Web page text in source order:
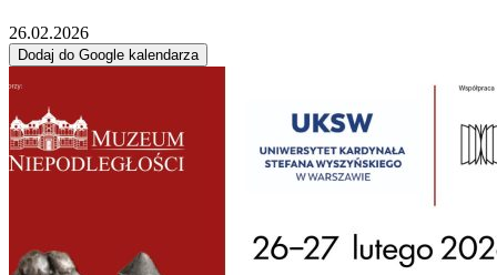
26.02.2026
Dodaj do Google kalendarza